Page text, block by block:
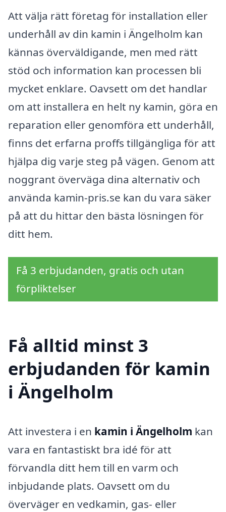
Att välja rätt företag för installation eller
underhåll av din kamin i Ängelholm kan
kännas överväldigande, men med rätt
stöd och information kan processen bli
mycket enklare. Oavsett om det handlar
om att installera en helt ny kamin, göra en
reparation eller genomföra ett underhåll,
finns det erfarna proffs tillgängliga för att
hjälpa dig varje steg på vägen. Genom att
noggrant överväga dina alternativ och
använda kamin-pris.se kan du vara säker
på att du hittar den bästa lösningen för
ditt hem.
Få 3 erbjudanden, gratis och utan
förpliktelser
Få alltid minst 3
erbjudanden för kamin
i Ängelholm
Att investera i en kamin i Ängelholm kan
vara en fantastiskt bra idé för att
förvandla ditt hem till en varm och
inbjudande plats. Oavsett om du
överväger en vedkamin, gas- eller